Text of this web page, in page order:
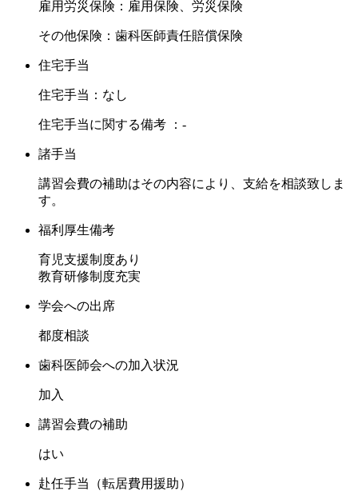
雇用労災保険：雇用保険、労災保険
その他保険：歯科医師責任賠償保険
住宅手当
住宅手当：なし
住宅手当に関する備考 ：-
諸手当
講習会費の補助はその内容により、支給を相談致しま
す。
福利厚生備考
育児支援制度あり
教育研修制度充実
学会への出席
都度相談
歯科医師会への加入状況
加入
講習会費の補助
はい
赴任手当（転居費用援助）